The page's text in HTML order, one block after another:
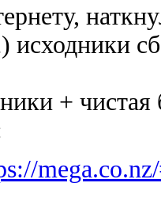
исходники
+ чистая